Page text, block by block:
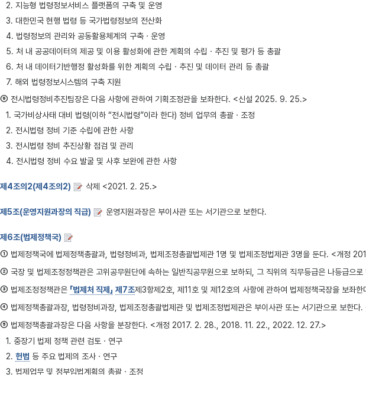
2. 지능형 법령정보서비스 플랫폼의 구축 및 운영
3. 대한민국 현행 법령 등 국가법령정보의 전산화
4. 법령정보의 관리와 공동활용체계의 구축ㆍ운영
5. 처 내 공공데이터의 제공 및 이용 활성화에 관한 계획의 수립ㆍ추진 및 평가 등 총괄
6. 처 내 데이터기반행정 활성화를 위한 계획의 수립ㆍ추진 및 데이터 관리 등 총괄
7. 해외 법령정보시스템의 구축 지원
⑨ 전시법령정비추진팀장은 다음 사항에 관하여 기획조정관을 보좌한다. <신설 2025. 9. 25.>
1. 국가비상사태 대비 법령(이하 “전시법령”이라 한다) 정비 업무의 총괄ㆍ조정
2. 전시법령 정비 기준 수립에 관한 사항
3. 전시법령 정비 추진상황 점검 및 관리
4. 전시법령 정비 수요 발굴 및 사후 보완에 관한 사항
제4조의2(제4조의2) 삭제 <2021. 2. 25.>
제5조(운영지원과장의 직급) 운영지원과장은 부이사관 또는 서기관으로 보한다.
제6조(법제정책국)
① 법제정책국에 법제정책총괄과, 법령정비과, 법제조정총괄법제관 1명 및 법제조정법제관 3명을 둔다. <개정
② 국장 및 법제조정정책관은 고위공무원단에 속하는 일반직공무원으로 보하되, 그 직위의 직무등급은 나등급
③ 법제조정정책관은 「법제처 직제」 제7조제3항제2호, 제11호 및 제12호의 사항에 관하여 법제정책국장을 보좌
④ 법제정책총괄과장, 법령정비과장, 법제조정총괄법제관 및 법제조정법제관은 부이사관 또는 서기관으로 보한
⑤ 법제정책총괄과장은 다음 사항을 분장한다. <개정 2017. 2. 28., 2018. 11. 22., 2022. 12. 27.>
1. 중장기 법제 정책 관련 검토ㆍ연구
2. 헌법 등 주요 법제의 조사ㆍ연구
3. 법제업무 및 정부입법계획의 총괄ㆍ조정